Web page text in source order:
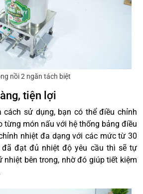
nồi 2 ngăn tách biệt
tiện lợi
cách sử dụng, bạn có thể điều chỉnh
từng món nấu với hệ thống bảng điều
nhiệt đa dạng với các mức từ 30
đạt đủ nhiệt độ yêu cầu thì sẽ tự
bên trong, nhờ đó giúp tiết kiệm